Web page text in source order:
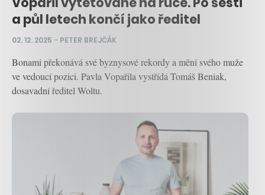
a půl letech končí jako ředitel
02. 12. 2025 – PETER BREJČÁK
Bonami překonává své byznysové rekordy a mění svého muže
ve vedoucí pozici. Pavla Vopařila vystřídá Tomáš Beniak,
dosavadní ředitel Woltu.